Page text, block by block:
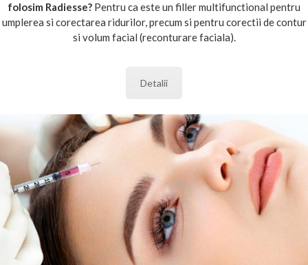
folosim Radiesse? Pentru ca este un filler multifunctional pentru
umplerea si corectarea ridurilor, precum si pentru corectii de contur
si volum facial (reconturare faciala).
Detalii